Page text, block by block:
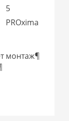
5
PROxima
монтаж¶